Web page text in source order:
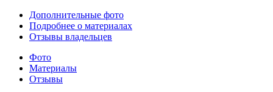
Дополнительные фото
Подробнее о материалах
Отзывы владельцев
Фото
Материалы
Отзывы